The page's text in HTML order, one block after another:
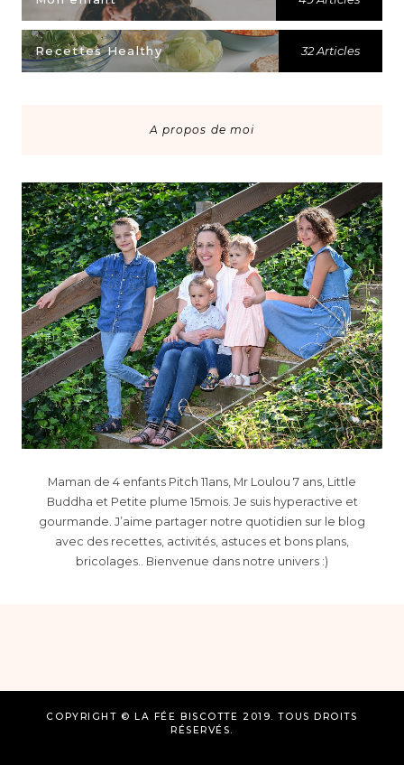
Recettes Healthy 32 Articles
A propos de moi
Maman de 4 enfants Pitch 11ans, Mr Loulou 7 ans, Little
Buddha et Petite plume 15mois. Je suis hyperactive et
gourmande. J’aime partager notre quotidien sur le blog
avec des recettes, activités, astuces et bons plans,
bricolages.. Bienvenue dans notre univers :)
COPYRIGHT © LA FÉE BISCOTTE 2019. TOUS DROITS
RÉSERVÉS.